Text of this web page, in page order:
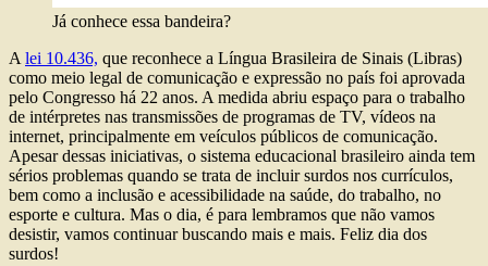
Já conhece essa bandeira?
A lei 10.436, que reconhece a Língua Brasileira de Sinais (Libras)
como meio legal de comunicação e expressão no país foi aprovada
pelo Congresso há 22 anos. A medida abriu espaço para o trabalho
de intérpretes nas transmissões de programas de TV, vídeos na
internet, principalmente em veículos públicos de comunicação.
Apesar dessas iniciativas, o sistema educacional brasileiro ainda tem
sérios problemas quando se trata de incluir surdos nos currículos,
bem como a inclusão e acessibilidade na saúde, do trabalho, no
esporte e cultura. Mas o dia, é para lembramos que não vamos
desistir, vamos continuar buscando mais e mais. Feliz dia dos
surdos!